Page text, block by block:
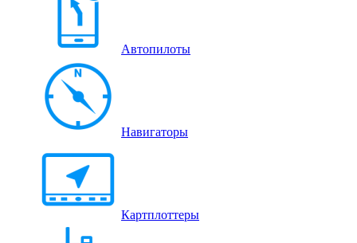
Автопилоты
Навигаторы
Картплоттеры